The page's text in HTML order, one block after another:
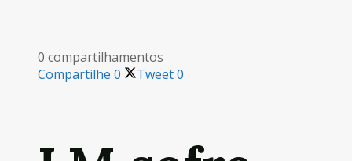
0 compartilhamentos
Compartilhe 0 Tweet0